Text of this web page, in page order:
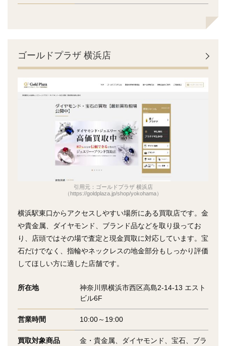
ゴールドプラザ 横浜店
引用元：ゴールドプラザ 横浜店
（https://goldplaza.jp/shop/yokohama）
横浜駅東口からアクセスしやすい場所にある買取店です。金
や貴金属、ダイヤモンド、ブランド品などを取り扱ってお
り、店頭ではその場で査定と現金買取に対応しています。宝
石だけでなく、指輪やネックレスの地金部分もしっかり評価
してほしい方に適した店舗です。
所在地
神奈川県横浜市西区高島2-14-13 エスト
ビル6F
営業時間 10:00～19:00
買取対象商品
金・貴金属、ダイヤモンド、宝石、ブラ